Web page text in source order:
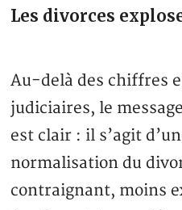
Les divorces
Au-delà des chiffres
judiciaires, le
est clair : il s’agit
normalisation du
contraignant, moins